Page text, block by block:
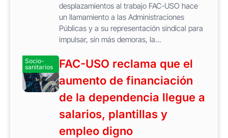
desplazamientos al trabajo FAC-USO hace
un llamamiento a las Administraciones
Públicas y a su representación sindical para
impulsar, sin más demoras, la...
Socio-
sanitarios
FAC-USO reclama que el
aumento de financiación
de la dependencia llegue a
salarios, plantillas y
empleo digno